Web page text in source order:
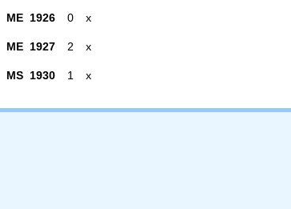
ME 1926 0 x
ME 1927 2 x
MS 1930 1 x